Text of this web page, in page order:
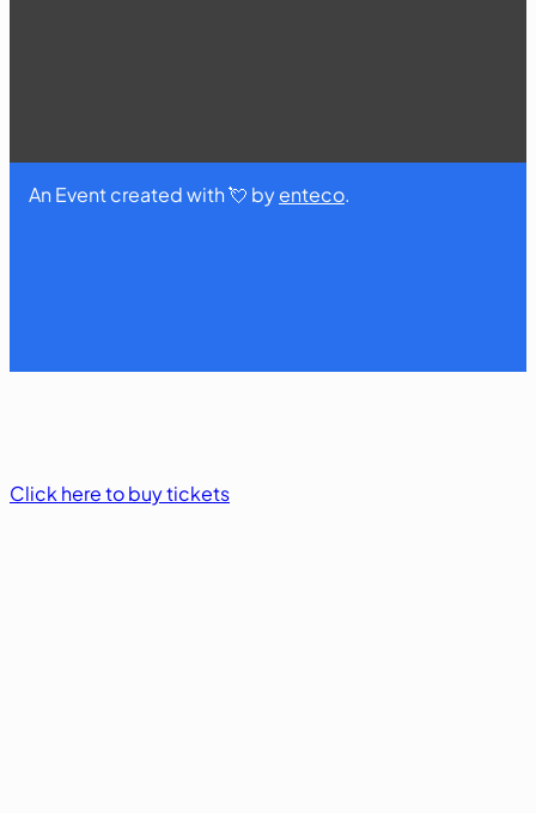
An Event created with 💘 byenteco.
Click here to buy tickets